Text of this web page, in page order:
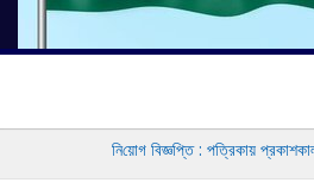
নি‌য়োগ বিজ্ঞপ্তি : প‌ত্রিকায়